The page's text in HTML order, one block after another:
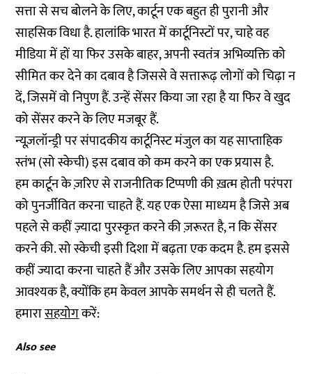
सत्ता से सच बोलने के लिए, कार्टून एक बहुत ही पुरानी और
साहसिक विधा है. हालांकि भारत में कार्टूनिस्टों पर, चाहे वह
मीडिया में हों या फिर उसके बाहर, अपनी स्वतंत्र अभिव्यक्ति को
सीमित कर देने का दबाव है जिससे वे सत्तारूढ़ लोगों को चिढ़ा न
दें, जिसमें वो निपुण हैं. उन्हें सेंसर किया जा रहा है या फिर वे खुद
को सेंसर करने के लिए मजबूर हैं.
न्यूज़लॉन्ड्री पर संपादकीय कार्टूनिस्ट मंजुल का यह साप्ताहिक
स्तंभ (सो स्केची) इस दबाव को कम करने का एक प्रयास है.
हम कार्टून के ज़रिए से राजनीतिक टिप्पणी की ख़त्म होती परंपरा
को पुनर्जीवित करना चाहते हैं. यह एक ऐसा माध्यम है जिसे अब
पहले से कहीं ज़्यादा पुरस्कृत करने की ज़रूरत है, न कि सेंसर
करने की. सो स्केची इसी दिशा में बढ़ता एक कदम है. हम इससे
कहीं ज्यादा करना चाहते हैं और उसके लिए आपका सहयोग
आवश्यक है, क्योंकि हम केवल आपके समर्थन से ही चलते हैं.
हमारासहयोगकरें:
Also see